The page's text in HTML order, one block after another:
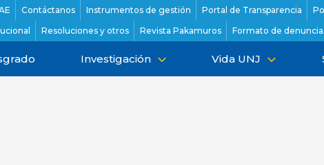
Contáctanos Instrumentos de gestión Portal de Transparencia
Resoluciones y otros Revista Pakamuros Formato de
Investigación Vida UNJ